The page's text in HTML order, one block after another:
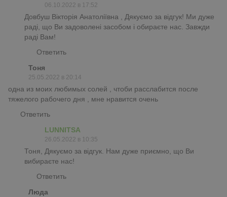
06.10.2022 в 17:52
Довбуш Вікторія Анатоліївна , Дякуємо за відгук! Ми дуже
раді, що Ви задоволені засобом і обираєте нас. Завжди
раді Вам!
Ответить
Тоня
25.05.2022 в 20:14
одна из моих любимых солей , чтоби расслабится после
тяжелого рабочего дня , мне нравится очень
Ответить
LUNNITSA
26.05.2022 в 10:35
Тоня, Дякуємо за відгук. Нам дуже приємно, що Ви
вибираєте нас!
Ответить
Люда